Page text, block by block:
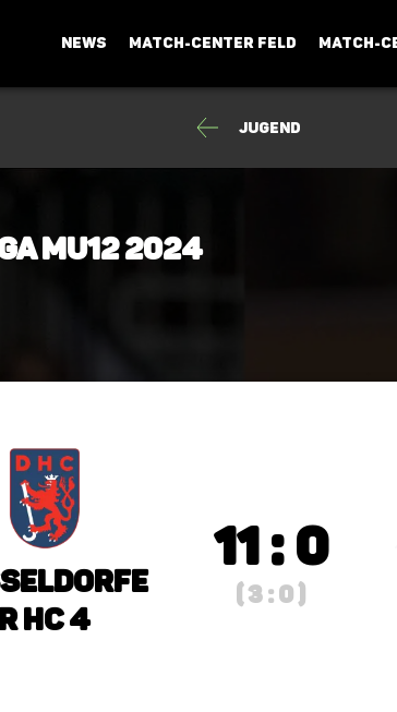
NEWS MATCH-CENTER FELD MATCH-
Jugend
mU12 2024
HC 4
11 : 0
( 3 : 0 )